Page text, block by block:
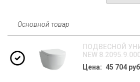
Основной товар
ПОДВЕСНОЙ
NEW
Цена: 45 704